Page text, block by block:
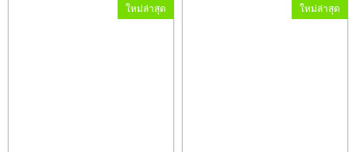
ใหม่ล่าสุด ใหม่ล่าสุด